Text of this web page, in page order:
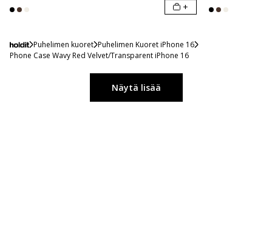
+
Puhelimen kuoret Puhelimen Kuoret iPhone 16
Phone Case Wavy Red Velvet/Transparent iPhone 16
Näytä lisää